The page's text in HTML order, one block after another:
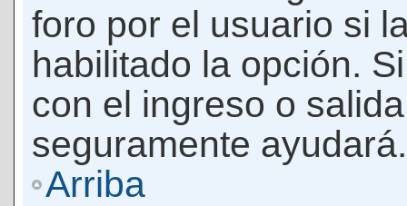
foro por el usuario si
habilitado la opción.
con el ingreso o
seguramente ayudará.
Arriba